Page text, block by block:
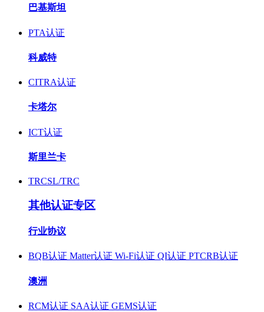
巴基斯坦
PTA认证
科威特
CITRA认证
卡塔尔
ICT认证
斯里兰卡
TRCSL/TRC
其他认证专区
行业协议
BQB认证 Matter认证 Wi-Fi认证 QI认证 PTCRB认证
澳洲
RCM认证 SAA认证 GEMS认证